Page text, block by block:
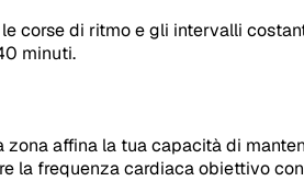
corse di ritmo e gli intervalli
minuti.
affina la tua capacità di
la frequenza cardiaca obiettivo